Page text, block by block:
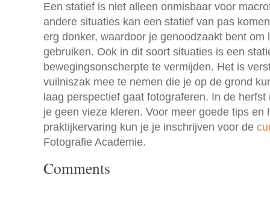
Een statief is niet alleen onmisbaar voor
andere situaties kan een statief van pas
erg donker, waardoor je genoodzaakt bent om
gebruiken. Ook in dit soort situaties is een
bewegingsonscherpte te vermijden. Het is
vuilniszak mee te nemen die je op de grond
laag perspectief gaat fotograferen. In de
je geen vieze kleren. Voor meer goede tips en
praktijkervaring kun je je inschrijven voor de
Fotografie Academie.
Comments